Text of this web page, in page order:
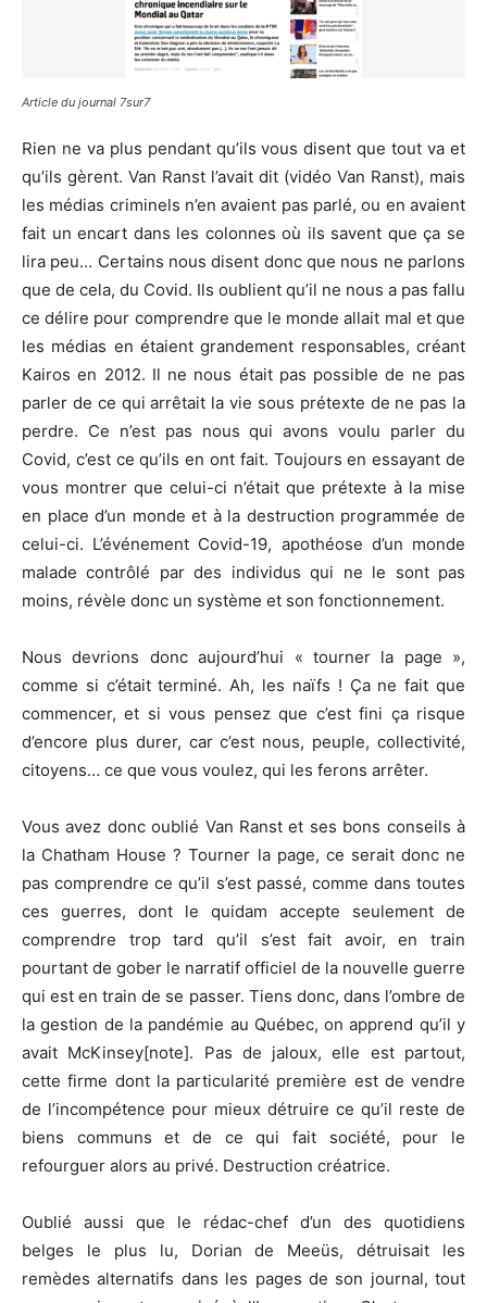
Article du journal 7sur7
Rien ne va plus pendant qu’ils vous disent que tout va et
qu’ils gèrent. Van Ranst l’avait dit (vidéo Van Ranst), mais
les médias criminels n’en avaient pas parlé, ou en avaient
fait un encart dans les colonnes où ils savent que ça se
lira peu… Certains nous disent donc que nous ne parlons
que de cela, du Covid. Ils oublient qu’il ne nous a pas fallu
ce délire pour comprendre que le monde allait mal et que
les médias en étaient grandement responsables, créant
Kairos en 2012. Il ne nous était pas possible de ne pas
parler de ce qui arrêtait la vie sous prétexte de ne pas la
perdre. Ce n’est pas nous qui avons voulu parler du
Covid, c’est ce qu’ils en ont fait. Toujours en essayant de
vous montrer que celui-ci n’était que prétexte à la mise
en place d’un monde et à la destruction programmée de
celui-ci. L’événement Covid-19, apothéose d’un monde
malade contrôlé par des individus qui ne le sont pas
moins, révèle donc un système et son fonctionnement.
Nous devrions donc aujourd’hui « tourner la page »,
comme si c’était terminé. Ah, les naïfs ! Ça ne fait que
commencer, et si vous pensez que c’est fini ça risque
d’encore plus durer, car c’est nous, peuple, collectivité,
citoyens… ce que vous voulez, qui les ferons arrêter.
Vous avez donc oublié Van Ranst et ses bons conseils à
la Chatham House ? Tourner la page, ce serait donc ne
pas comprendre ce qu’il s’est passé, comme dans toutes
ces guerres, dont le quidam accepte seulement de
comprendre trop tard qu’il s’est fait avoir, en train
pourtant de gober le narratif officiel de la nouvelle guerre
qui est en train de se passer. Tiens donc, dans l’ombre de
la gestion de la pandémie au Québec, on apprend qu’il y
avait McKinsey[note]. Pas de jaloux, elle est partout,
cette firme dont la particularité première est de vendre
de l’incompétence pour mieux détruire ce qu’il reste de
biens communs et de ce qui fait société, pour le
refourguer alors au privé. Destruction créatrice.
Oublié aussi que le rédac-chef d’un des quotidiens
belges le plus lu, Dorian de Meeüs, détruisait les
remèdes alternatifs dans les pages de son journal, tout